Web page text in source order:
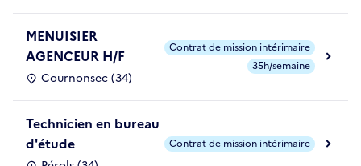
MENUISIER
AGENCEUR H/F
Cournonsec (34)
Contrat de mission intérimaire
35h/semaine
Technicien en bureau
d'étude
Contrat de mission intérimaire